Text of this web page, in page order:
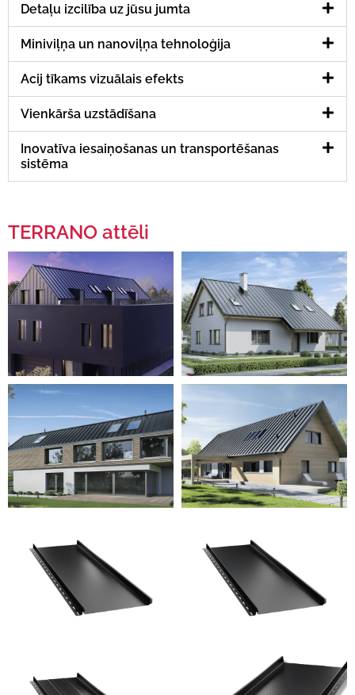
Detaļu izcilība uz jūsu jumta
Miniviļņa un nanoviļņa tehnoloģija
Acij tīkams vizuālais efekts
Vienkārša uzstādīšana
Inovatīva iesaiņošanas un transportēšanas
sistēma
TERRANO attēli